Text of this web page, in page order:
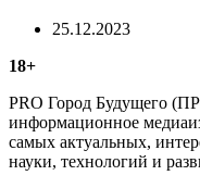
25.12.2023
18+
PRO Город Будущего
информационное
самых актуальных,
науки, технологий и